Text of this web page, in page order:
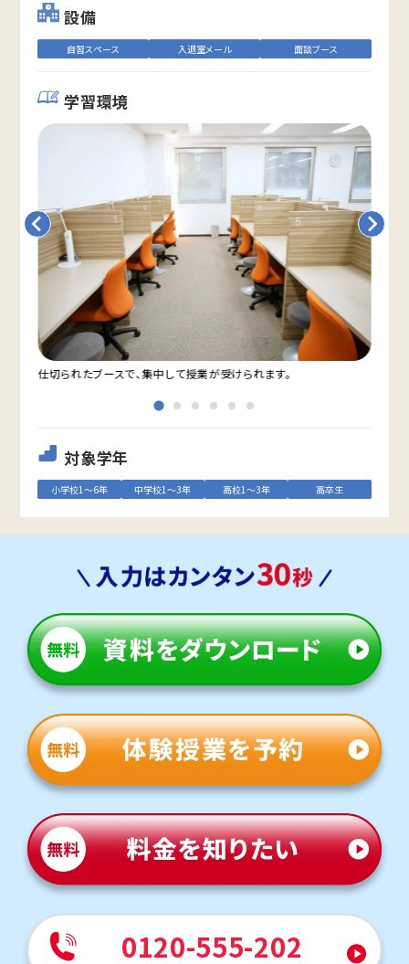
設備
自習スペース 入退室メール 面談ブース
学習環境
仕切られたブースで、集中して授業が受けられます。
対象学年
小学校1～6年 中学校1～3年 高校1～3年 高卒生
0120-555-202